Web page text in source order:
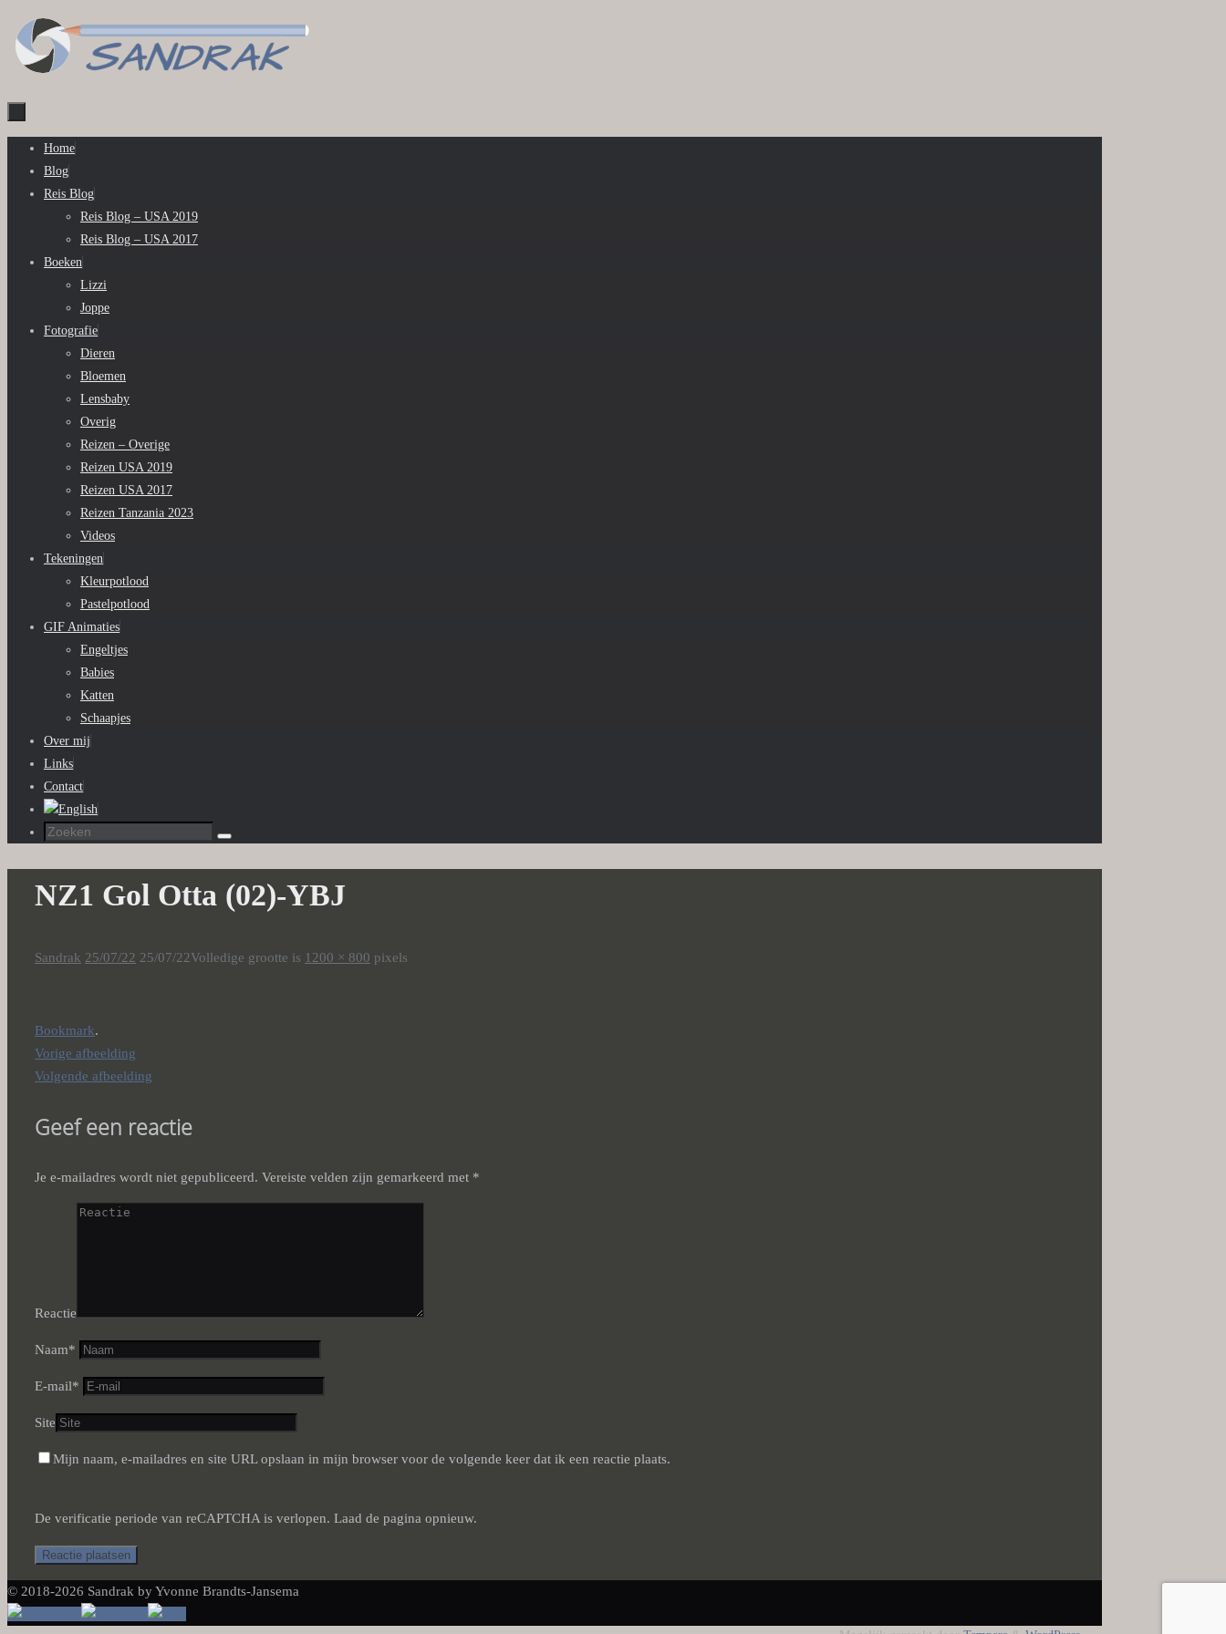
naar
de
naar
Home
Blog
Reis Blog
Reis Blog – USA 2019
Reis Blog – USA 2017
Boeken
Lizzi
Joppe
Fotografie
Dieren
Bloemen
Lensbaby
Overig
Reizen – Overige
Reizen USA 2019
Reizen USA 2017
Reizen Tanzania 2023
Videos
Tekeningen
Kleurpotlood
Pastelpotlood
GIF Animaties
Engeltjes
Babies
Katten
Schaapjes
Over mij
Links
Contact
Zoeken
Zoeken
NZ1 Gol Otta (02)-YBJ
Sandrak 25/07/22 25/07/22Volledige grootte is 1200 × 800 pixels
Bookmark.
Vorige afbeelding
Volgende afbeelding
Geef een reactie
Je e-mailadres wordt niet gepubliceerd. Vereiste velden zijn gemarkeerd met *
Reactie
Naam*
E-mail*
Site
Mijn naam, e-mailadres en site URL opslaan in mijn browser voor de volgende keer dat ik een reactie plaats.
De verificatie periode van reCAPTCHA is verlopen. Laad de pagina opnieuw.
© 2018-2026 Sandrak by Yvonne Brandts-Jansema